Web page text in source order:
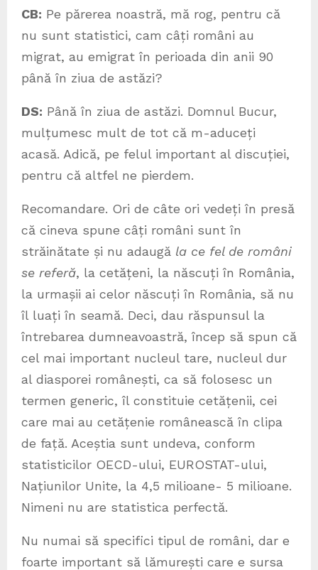
CB: Pe părerea noastră, mă rog, pentru că
nu sunt statistici, cam câți români au
migrat, au emigrat în perioada din anii 90
până în ziua de astăzi?
DS: Până în ziua de astăzi. Domnul Bucur,
mulțumesc mult de tot că m-aduceți
acasă. Adică, pe felul important al discuției,
pentru că altfel ne pierdem.
Recomandare. Ori de câte ori vedeți în presă
că cineva spune câți români sunt în
străinătate și nu adaugă la ce fel de români
se referă, la cetățeni, la născuți în România,
la urmașii ai celor născuți în România, să nu
îl luați în seamă. Deci, dau răspunsul la
întrebarea dumneavoastră, încep să spun că
cel mai important nucleul tare, nucleul dur
al diasporei românești, ca să folosesc un
termen generic, îl constituie cetățenii, cei
care mai au cetățenie românească în clipa
de față. Aceștia sunt undeva, conform
statisticilor OECD-ului, EUROSTAT-ului,
Națiunilor Unite, la 4,5 milioane- 5 milioane.
Nimeni nu are statistica perfectă.
Nu numai să specifici tipul de români, dar e
foarte important să lămurești care e sursa